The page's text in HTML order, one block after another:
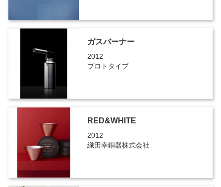
ガスバーナー
2012
プロトタイプ
RED&WHITE
2012
織田幸銅器株式会社